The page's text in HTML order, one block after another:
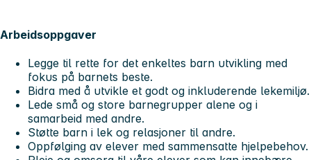
Arbeidsoppgaver
Legge til rette for det enkeltes barn utvikling med
fokus på barnets beste.
Bidra med å utvikle et godt og inkluderende lekemiljø.
Lede små og store barnegrupper alene og i
samarbeid med andre.
Støtte barn i lek og relasjoner til andre.
Oppfølging av elever med sammensatte hjelpebehov.